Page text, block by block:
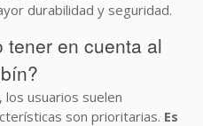
durabilidad y seguridad.
tener en cuenta al
los usuarios suelen
son prioritarias. Es